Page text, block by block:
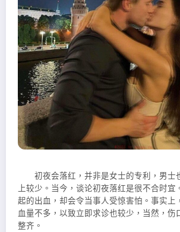
初夜会落红，并非是女士的专利，男士
上较少。当今，谈论初夜落红是很不合时宜
起的出血，却会令当事人受惊害怕。事实上
血量不多，以致立即求诊也较少，当然，伤
整齐。